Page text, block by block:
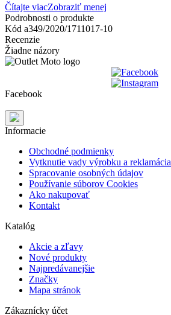
Čítajte viacZobraziť menej
Podrobnosti o produkte
Kód a349/2020/1711017-10
Recenzie
Žiadne názory
Facebook
Informacie
Obchodné podmienky
Vytknutie vady výrobku a reklamácia
Spracovanie osobných údajov
Používanie súborov Cookies
Ako nakupovať
Kontakt
Katalóg
Akcie a zľavy
Nové produkty
Najpredávanejšie
Značky
Mapa stránok
Zákaznícky účet